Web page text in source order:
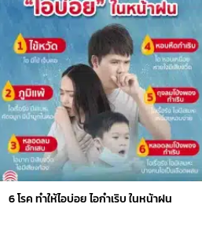
6 โรค ทำให้ไอบ่อย ไอกำเริบ ในหน้าฝน